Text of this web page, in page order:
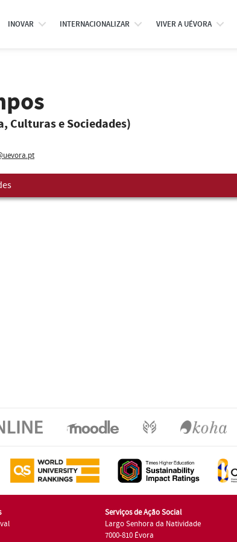
INOVAR INTERNACIONALIZAR VIVER A UÉVORA
Culturas e Sociedades)
Serviços de Ação Social
Largo Senhora da Natividade
7000-810 Évora